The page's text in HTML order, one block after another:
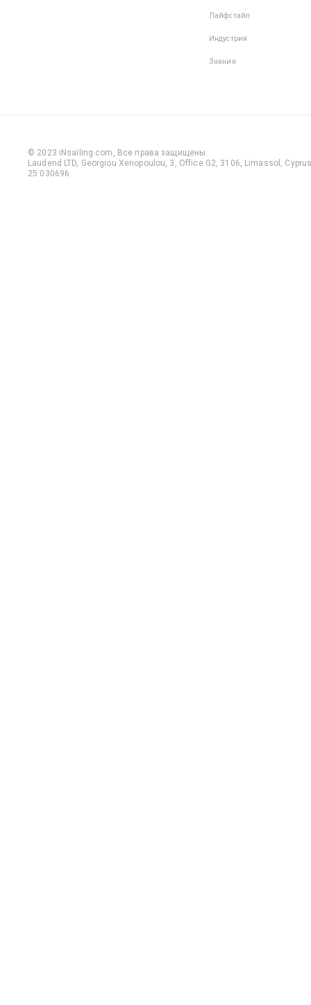
Лайфстайл
Индустрия
Знания
© 2023 iNsailing.com, Все права защищены.
Laudend LTD, Georgiou Xenopoulou, 3, Office G2, 3106, Limassol,
25 030696